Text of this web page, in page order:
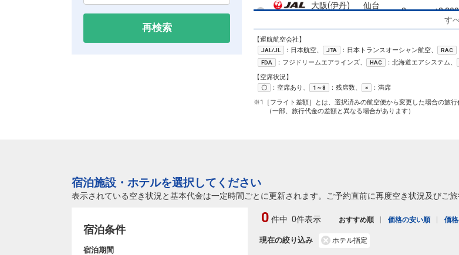
再検索
大阪(伊丹)
仙台
2
クラスJを利用する
大阪(伊丹)
仙台
16:45
2
2213便
大阪(伊丹)
17:10
仙台
18:25
5
す
【運航航空会社】
JAL/JL ：日本航空、 JTA ：日本トランスオーシャン航空、 RAC
FDA ：フジドリームエアラインズ、 HAC ：北海道エアシステム、
【空席状況】
〇 ：空席あり、 1～8 ：残席数、 ×
：満席
※1［フライト差額］とは、選択済みの航空便から変更した場合の旅
（一部、旅行代金の差額と異なる場合があります）
宿泊施設・ホテルを選択してください
表示されている空き状況と基本代金は一定時間ごとに更新されます。ご予約直前に再度空き状況及びご旅
宿泊条件
宿泊期間
現在の絞り込み ホテル指定
0 件中 0件表示 おすすめ順 価格の安い順 価